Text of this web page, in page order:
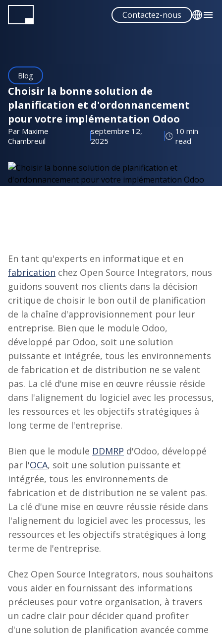
Aller
Contactez-nous
Portuguese
Blog
Choisir la bonne solution de
planification et d'ordonnancement
pour votre implémentation Odoo
Par Maxime
Chambreuil
septembre 12,
2025
10 min
read
En tant qu'experts en informatique et en
fabrication chez Open Source Integrators, nous
guidons souvent nos clients dans la décision
critique de choisir le bon outil de planification
de la chaîne d'approvisionnement pour leur
entreprise. Bien que le module Odoo,
développé par Odoo, soit une solution
puissante et intégrée, tous les environnements
de fabrication et de distribution ne se valent
pas. La clé d'une mise en œuvre réussie réside
dans l'alignement du logiciel avec les processus,
les ressources et les objectifs stratégiques à
long terme de l'entreprise.
Bien que le module DDMRP d'Odoo, développé
par l'OCA, soit une solution puissante et
intégrée, tous les environnements de
fabrication et de distribution ne se valent pas.
La clé d'une mise en œuvre réussie réside dans
l'alignement du logiciel avec les processus, les
ressources et les objectifs stratégiques à long
terme de l'entreprise.
Chez Open Source Integrators, nous souhaitons
vous aider en fournissant des informations
précieuses pour votre organisation, à travers
un cadre clair pour décider quand profiter
d'une solution de planification avancée comme